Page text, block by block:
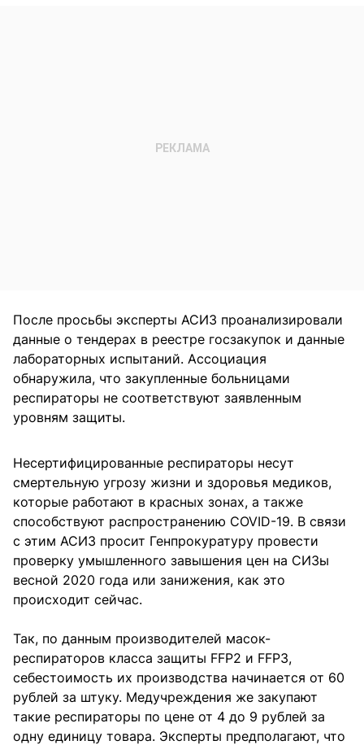
После просьбы эксперты АСИЗ проанализировали
данные о тендерах в реестре госзакупок и данные
лабораторных испытаний. Ассоциация
обнаружила, что закупленные больницами
респираторы не соответствуют заявленным
уровням защиты.
Несертифицированные респираторы несут
смертельную угрозу жизни и здоровья медиков,
которые работают в красных зонах, а также
способствуют распространению COVID-19. В связи
с этим АСИЗ просит Генпрокуратуру провести
проверку умышленного завышения цен на СИЗы
весной 2020 года или занижения, как это
происходит сейчас.
Так, по данным производителей масок-
респираторов класса защиты FFP2 и FFP3,
себестоимость их производства начинается от 60
рублей за штуку. Медучреждения же закупают
такие респираторы по цене от 4 до 9 рублей за
одну единицу товара. Эксперты предполагают, что